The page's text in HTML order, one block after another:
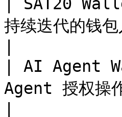
持续迭代的钱包
| AI Agent
Agent 授权操